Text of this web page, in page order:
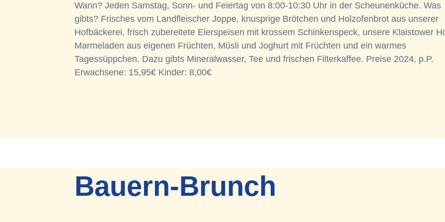
Wann? Jeden Samstag, Sonn- und Feiertag von 8:00-10:30 Uhr in der Scheunenküche. Was
gibts? Frisches vom Landfleischer Joppe, knusprige Brötchen und Holzofenbrot aus unserer
Hofbäckerei, frisch zubereitete Eierspeisen mit krossem Schinkenspeck, unsere Klaistower
Marmeladen aus eigenen Früchten, Müsli und Joghurt mit Früchten und ein warmes
Tagessüppchen. Dazu gibts Mineralwasser, Tee und frischen Filterkaffee. Preise 2024, p.P.
Erwachsene: 15,95€ Kinder: 8,00€
Bauern-Brunch